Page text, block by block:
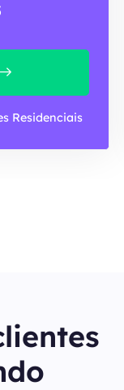
Residenciais